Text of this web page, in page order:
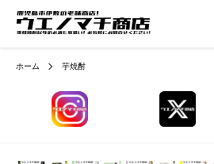
ホーム 芋焼酎